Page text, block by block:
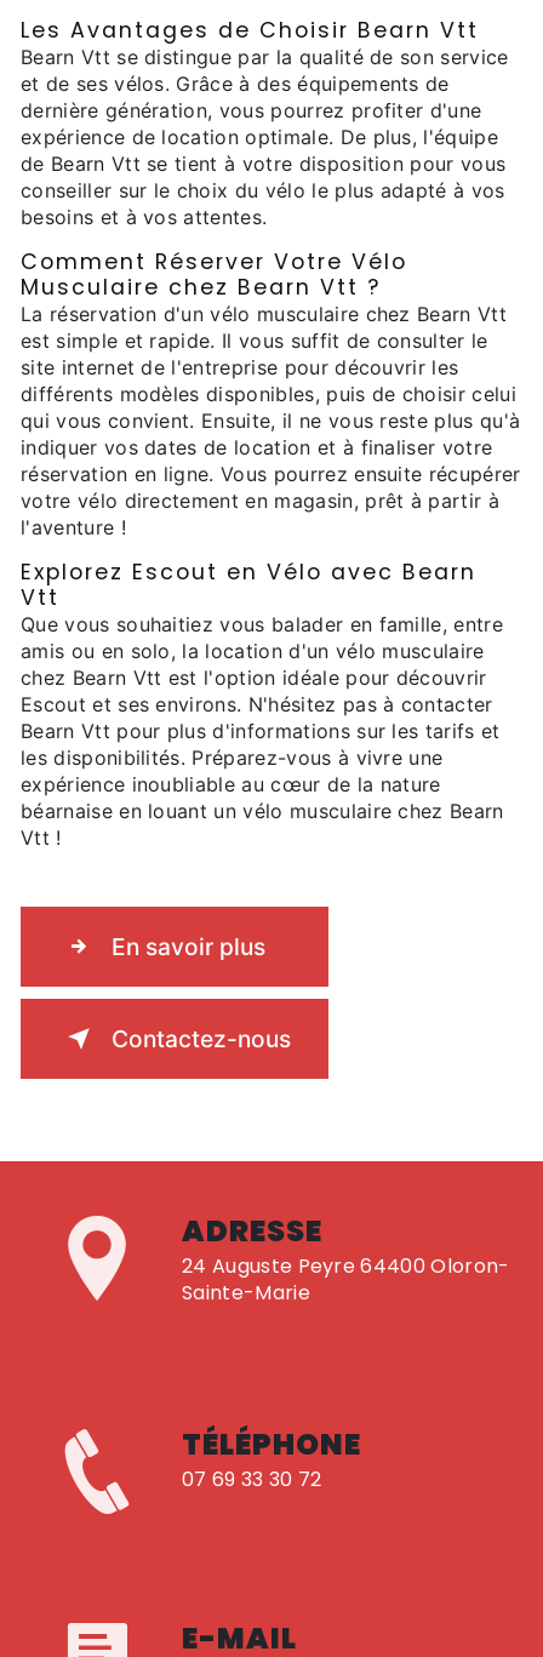
Les Avantages de Choisir Bearn Vtt
Bearn Vtt se distingue par la qualité de son service
et de ses vélos. Grâce à des équipements de
dernière génération, vous pourrez profiter d'une
expérience de location optimale. De plus, l'équipe
de Bearn Vtt se tient à votre disposition pour vous
conseiller sur le choix du vélo le plus adapté à vos
besoins et à vos attentes.
Comment Réserver Votre Vélo
Musculaire chez Bearn Vtt ?
La réservation d'un vélo musculaire chez Bearn Vtt
est simple et rapide. Il vous suffit de consulter le
site internet de l'entreprise pour découvrir les
différents modèles disponibles, puis de choisir celui
qui vous convient. Ensuite, il ne vous reste plus qu'à
indiquer vos dates de location et à finaliser votre
réservation en ligne. Vous pourrez ensuite récupérer
votre vélo directement en magasin, prêt à partir à
l'aventure !
Explorez Escout en Vélo avec Bearn
Vtt
Que vous souhaitiez vous balader en famille, entre
amis ou en solo, la location d'un vélo musculaire
chez Bearn Vtt est l'option idéale pour découvrir
Escout et ses environs. N'hésitez pas à contacter
Bearn Vtt pour plus d'informations sur les tarifs et
les disponibilités. Préparez-vous à vivre une
expérience inoubliable au cœur de la nature
béarnaise en louant un vélo musculaire chez Bearn
Vtt !
En savoir plus
Contactez-nous
ADRESSE
24 Auguste Peyre 64400 Oloron-
Sainte-Marie
TÉLÉPHONE
07 69 33 30 72
E-MAIL